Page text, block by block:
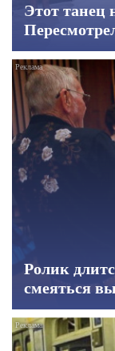
Этот танец
Ролик
смеяться